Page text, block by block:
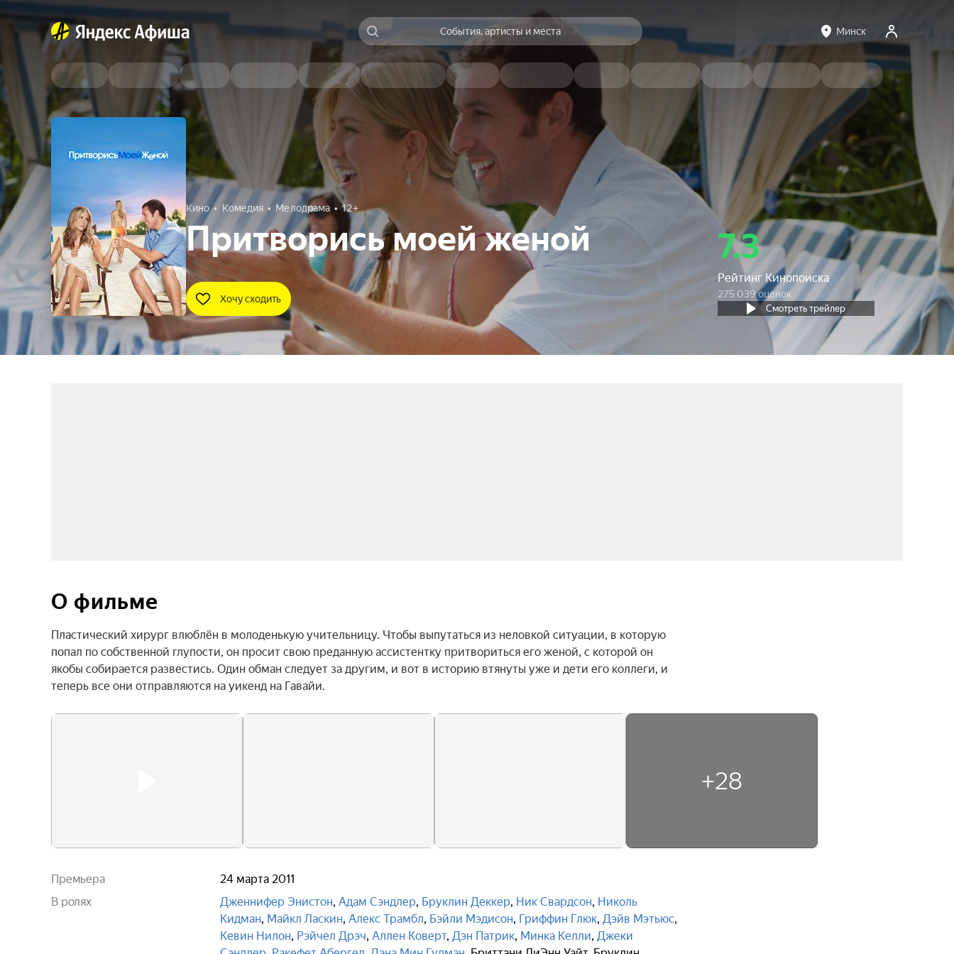
События, артисты и места Минск
Кино Комедия Мелодрама 12+
Притворись моей женой
Хочу сходить
7.3
Рейтинг Кинопоиска
275 039 оценок
Смотреть трейлер
О фильме
Пластический хирург влюблён в молоденькую учительницу. Чтобы выпутаться из неловкой ситуации, в которую
попал по собственной глупости, он просит свою преданную ассистентку притвориться его женой, с которой он
якобы собирается развестись. Один обман следует за другим, и вот в историю втянуты уже и дети его коллеги, и
теперь все они отправляются на уикенд на Гавайи.
+28
Премьера
24 марта 2011
В ролях
Дженнифер Энистон, Адам Сэндлер, Бруклин Деккер, Ник Свардсон, Николь
Кидман, Майкл Ласкин, Алекс Трамбл, Бэйли Мэдисон, Гриффин Глюк, Дэйв Мэтьюс,
Кевин Нилон, Рэйчел Дрэч, Аллен Коверт, Дэн Патрик, Минка Келли, Джеки